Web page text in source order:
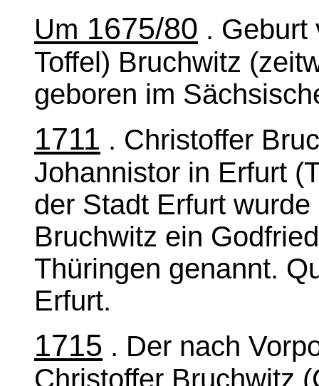
Um 1675/80 . Geburt
Toffel) Bruchwitz
geboren im
1711 . Christoffer
Johannistor in Erfurt
der Stadt Erfurt
Bruchwitz ein
Thüringen genannt.
Erfurt.
1715 . Der nach
Christoffer Bruchwitz